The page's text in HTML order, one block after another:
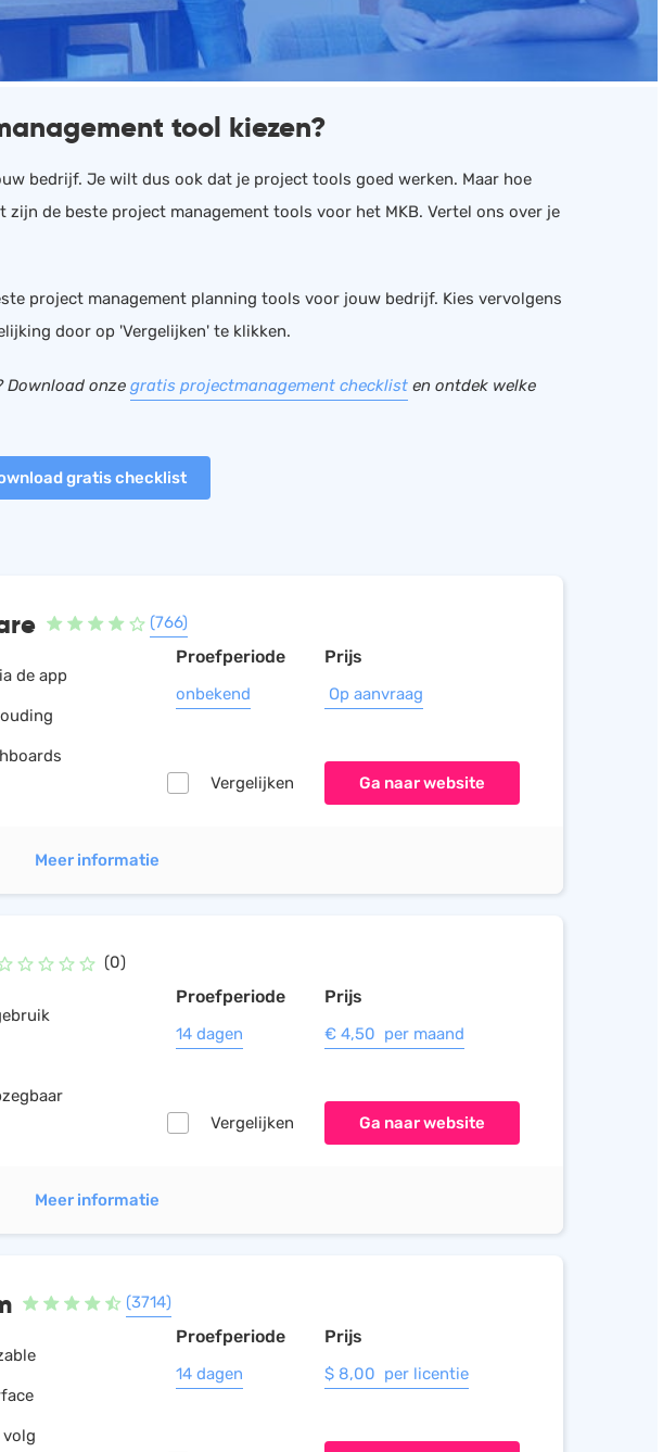
tool kiezen?
bedrijf. Je wilt dus ook dat je project tools goed werken. Maar hoe
de beste project management tools voor het MKB. Vertel ons over je
project management planning tools voor jouw bedrijf. Kies vervolgens
door op 'Vergelijken' te klikken.
Download onze gratis projectmanagement checklist en ontdek welke
gratis checklist
(766)
de app
Proefperiode
onbekend
Vergelijken
Prijs
Op aanvraag
Ga naar website
Meer informatie
(0)
Proefperiode
14 dagen
Vergelijken
Prijs
€ 4,50 per maand
Ga naar website
Meer informatie
(3714)
volg
Proefperiode
14 dagen
Prijs
$ 8,00 per licentie